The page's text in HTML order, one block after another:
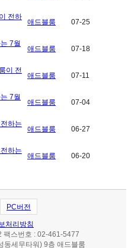
전하
애드블룸 07-25
7월
애드블룸 07-18
이 전
애드블룸 07-11
7월
애드블룸 07-04
하는
애드블룸 06-27
하는
애드블룸 06-20
PC버전
처리방침
팩스번호 : 02-461-5477
동세무타워) 9층 애드블룸